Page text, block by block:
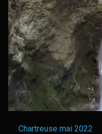
Chartreuse mai 2022